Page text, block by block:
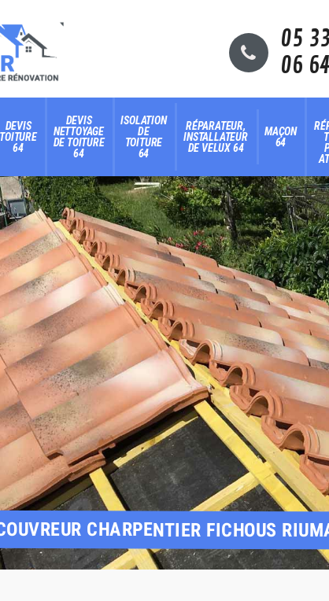
05
06
DEVIS
TOITURE
64
DEVIS
NETTOYAGE
DE TOITURE
64
ISOLATION
DE
TOITURE
64
RÉPARATEUR,
INSTALLATEUR
DE VELUX 64
MAÇON
64
CHARPENTIER FICHOUS